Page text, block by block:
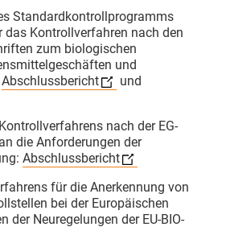
simuliert
konnten
werden. Der
Open Space gab
mit
Inspekteur:innen
Fallstricke und Best
der Kontrollpraxis
diskutieren.
für die
Standardkontrollprogramms
Kontrollverfahren nach den
zum biologischen
und
Abschlussbericht
und
nach der EG-
die Anforderungen der
Abschlussbericht
für die Anerkennung von
bei der Europäischen
der Neuregelungen der EU-BIO-